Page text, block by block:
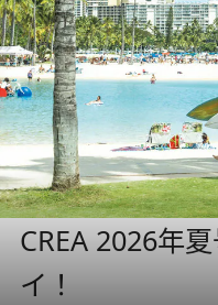
CREA 2026年
イ！